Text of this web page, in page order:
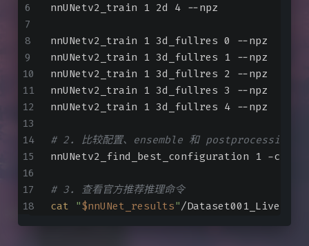
nnUNetv2_train 1 2d 4 --npz
nnUNetv2_train 1 3d_fullres 0 --npz
nnUNetv2_train 1 3d_fullres 1 --npz
nnUNetv2_train 1 3d_fullres 2 --npz
nnUNetv2_train 1 3d_fullres 3 --npz
nnUNetv2_train 1 3d_fullres 4 --npz
# 2. 比较配置、ensemble 和 postprocessing
nnUNetv2_find_best_configuration 1 -c 2d
# 3. 查看官方推荐推理命令
cat "$nnUNet_results"/Dataset001_Liver/